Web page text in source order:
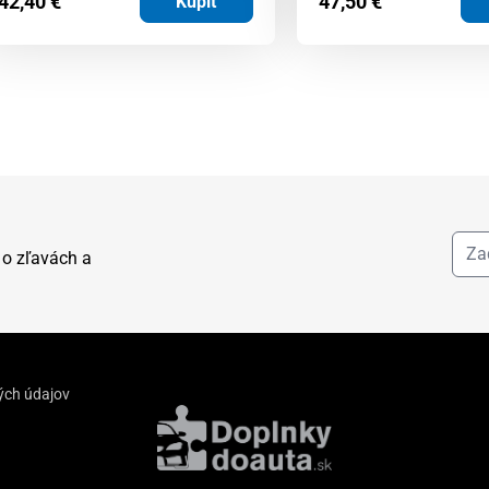
zľavách a
údajov